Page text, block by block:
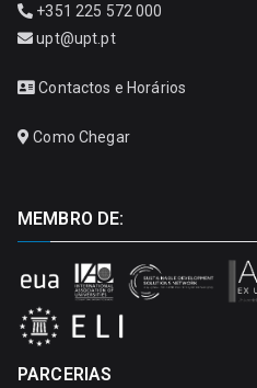
+351 225 572 000
upt@upt.pt
Contactos e Horários
Como Chegar
MEMBRO DE:
PARCERIAS